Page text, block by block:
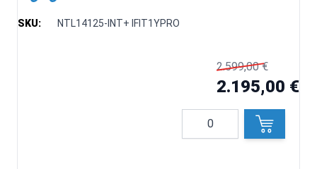
SKU: NTL14125-INT+ IFIT1YPRO
2.599,00 €
2.195,00 €
Quantità